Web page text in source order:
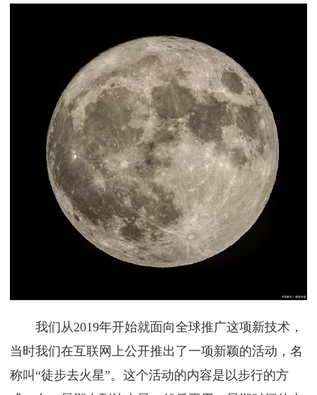
我们从2019年开始就面向全球推广这项新技术，
当时我们在互联网上公开推出了一项新颖的活动，名
称叫“徒步去火星”。这个活动的内容是以步行的方